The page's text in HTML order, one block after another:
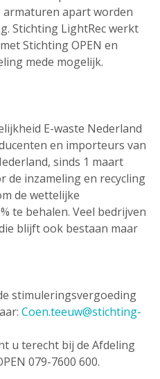
armaturen apart worden
Stichting LightRec werkt
Stichting OPEN en
mede mogelijk.
E-waste Nederland
en importeurs van
sinds 1 maart
de inzameling en recycling
de wettelijke
te behalen. Veel bedrijven
blijft ook bestaan maar
stimuleringsvergoeding
Coen.teeuw@stichting-
u terecht bij de Afdeling
079-7600 600.